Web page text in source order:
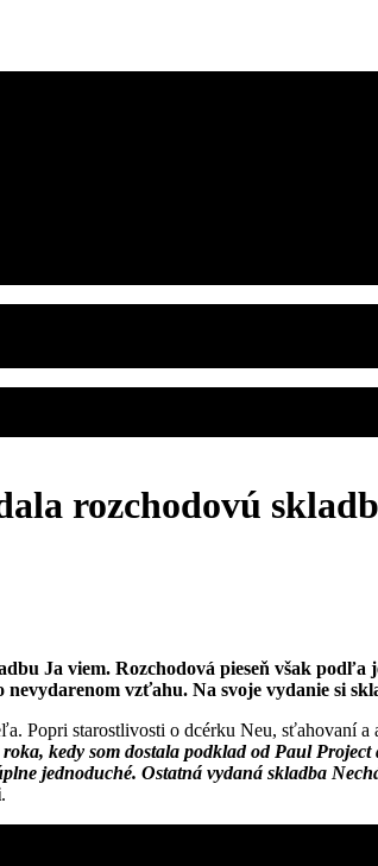
rozchodovú
Ja viem. Rozchodová pieseň však
vzťahu. Na svoje vydanie si
Popri starostlivosti o dcérku Neu, sťahovaní
kedy som dostala podklad od Paul
jednoduché. Ostatná vydaná skladba
.